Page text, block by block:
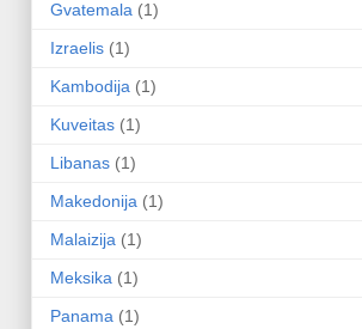
Gvatemala (1)
Izraelis (1)
Kambodija (1)
Kuveitas (1)
Libanas (1)
Makedonija (1)
Malaizija (1)
Meksika (1)
Panama (1)